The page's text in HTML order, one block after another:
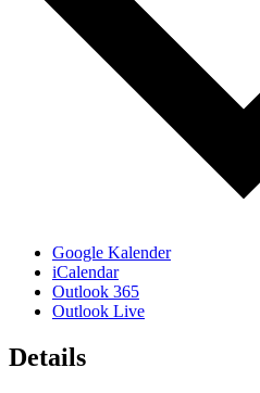
Google Kalender
iCalendar
Outlook 365
Outlook Live
Details